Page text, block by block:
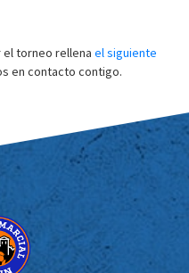
torneo rellena el siguiente
en contacto contigo.